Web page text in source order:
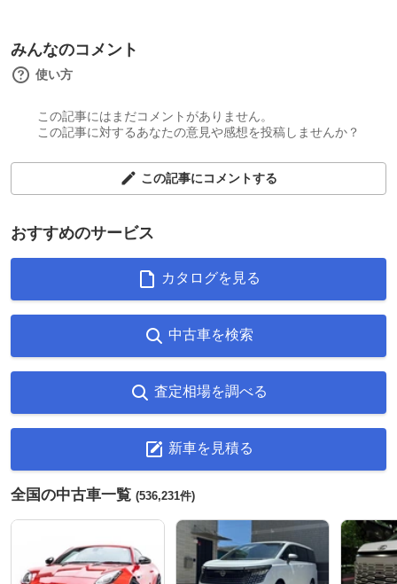
みんなのコメント
使い方
この記事にはまだコメントがありません。
この記事に対するあなたの意見や感想を投稿しませんか？
この記事にコメントする
おすすめのサービス
カタログを見る
中古車を検索
査定相場を調べる
新車を見積る
全国の中古車一覧 (536,231件)